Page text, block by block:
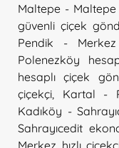
Maltepe -
güvenli çiçek
Pendik -
Polenezköy
hesaplı çiçek
çiçekçi
Kartal -
Kadıköy -
Sahrayıcedit
Merkez hızlı